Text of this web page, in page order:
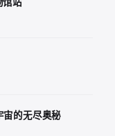
宙的无尽奥秘